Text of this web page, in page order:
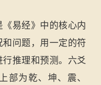
易经》中的核心内
问题，用一定的符
推理和预测。六爻
部为乾、坤、震、